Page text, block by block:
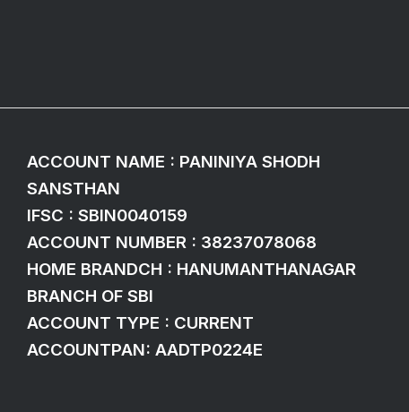
ACCOUNT NAME : PANINIYA SHODH
SANSTHAN
IFSC : SBIN0040159
ACCOUNT NUMBER : 38237078068
HOME BRANDCH : HANUMANTHANAGAR
BRANCH OF SBI
ACCOUNT TYPE : CURRENT
ACCOUNTPAN: AADTP0224E